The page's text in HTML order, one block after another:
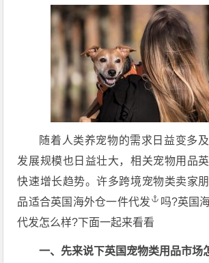
随着人类养宠物的需求日益变多
发展规模也日益壮大，相关宠物用品
快速增长趋势。许多跨境宠物类卖家
品适合英国海外仓一件代发
吗?英国
代发怎么样?下面一起来看看
一、先来说下英国宠物类用品市场